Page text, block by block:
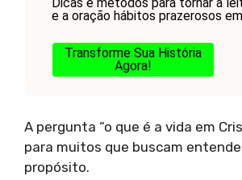
e a oração hábitos prazerosos
Transforme Sua História
Agora!
A pergunta “o que é a vida em
para muitos que buscam
propósito.